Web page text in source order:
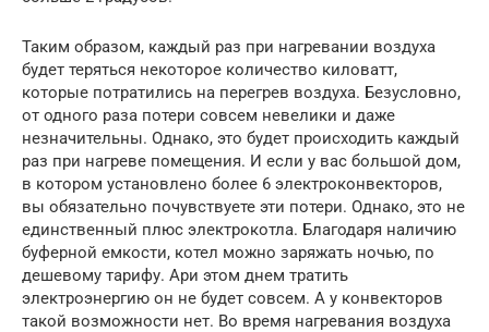
Таким образом, каждый раз при нагревании воздуха
будет теряться некоторое количество киловатт,
которые потратились на перегрев воздуха. Безусловно,
от одного раза потери совсем невелики и даже
незначительны. Однако, это будет происходить каждый
раз при нагреве помещения. И если у вас большой дом,
в котором установлено более 6 электроконвекторов,
вы обязательно почувствуете эти потери. Однако, это не
единственный плюс электрокотла. Благодаря наличию
буферной емкости, котел можно заряжать ночью, по
дешевому тарифу. Ари этом днем тратить
электроэнергию он не будет совсем. А у конвекторов
такой возможности нет. Во время нагревания воздуха